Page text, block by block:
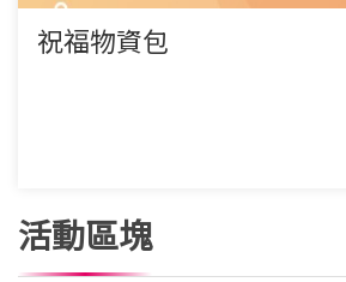
祝福物資包
活動區塊